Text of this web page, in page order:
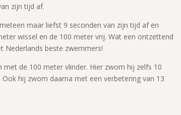
zijn tijd af.
maar liefst 9 seconden van zijn tijd af en
wissel en de 100 meter vrij. Wat een ontzettend
Nederlands beste zwemmers!
de 100 meter vlinder. Hier zwom hij zelfs 10
Ook hij zwom daarna met een verbetering van 13